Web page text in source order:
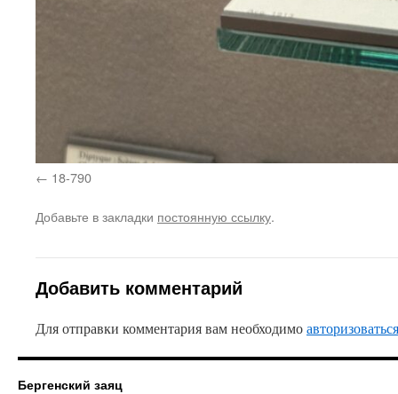
18-790
Добавьте в закладки постоянную ссылку.
Добавить комментарий
Для отправки комментария вам необходимоавторизоваться
Бергенский заяц